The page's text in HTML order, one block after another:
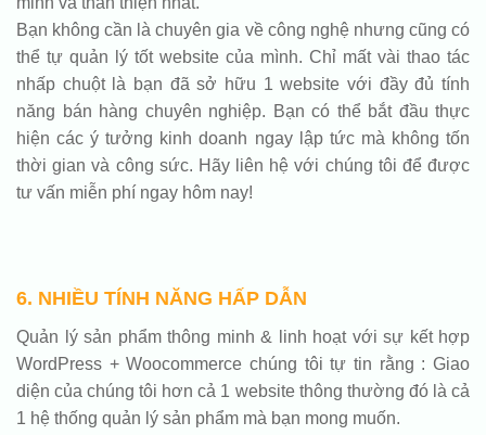
Bạn không cần là chuyên gia về công nghệ nhưng cũng có
thể tự quản lý tốt website của mình. Chỉ mất vài thao tác
nhấp chuột là bạn đã sở hữu 1 website với đầy đủ tính
năng bán hàng chuyên nghiệp. Bạn có thể bắt đầu thực
hiện các ý tưởng kinh doanh ngay lập tức mà không tốn
thời gian và công sức. Hãy liên hệ với chúng tôi để được
tư vấn miễn phí ngay hôm nay!
6. NHIỀU TÍNH NĂNG HẤP DẪN
Quản lý sản phẩm thông minh & linh hoạt với sự kết hợp
WordPress + Woocommerce chúng tôi tự tin rằng : Giao
diện của chúng tôi hơn cả 1 website thông thường đó là cả
1 hệ thống quản lý sản phẩm mà bạn mong muốn.